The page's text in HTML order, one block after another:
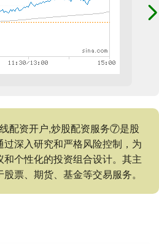
配资开户,炒股配资服务⑦是股
深入研究和严格风险控制，为
个性化的投资组合设计。其主
票、期货、基金等交易服务。